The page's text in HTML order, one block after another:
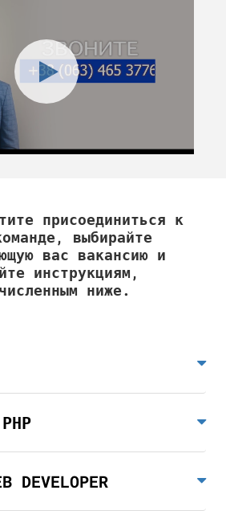
присоединиться к
выбирайте
вас вакансию и
инструкциям,
ниже.
DEVELOPER